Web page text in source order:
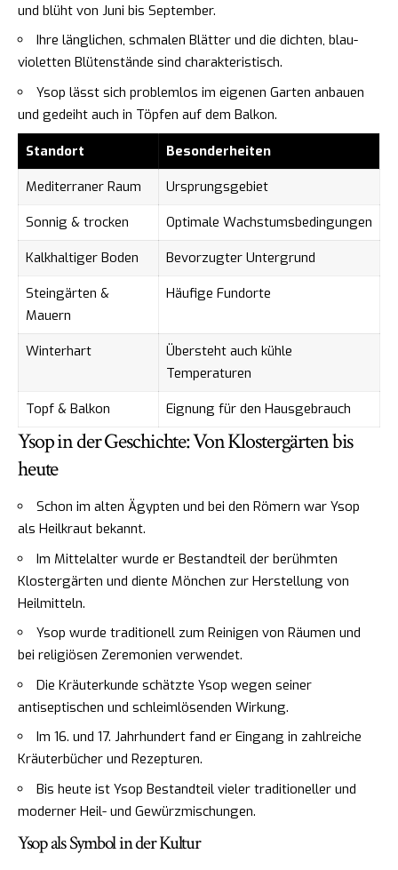
und blüht von Juni bis September.
Ihre länglichen, schmalen Blätter und die dichten, blau-
violetten Blütenstände sind charakteristisch.
Ysop lässt sich problemlos im eigenen Garten anbauen
und gedeiht auch in Töpfen auf dem Balkon.
Standort
Besonderheiten
Mediterraner Raum
Ursprungsgebiet
Sonnig & trocken
Optimale Wachstumsbedingungen
Kalkhaltiger Boden
Bevorzugter Untergrund
Steingärten &
Mauern
Häufige Fundorte
Winterhart
Übersteht auch kühle
Temperaturen
Topf & Balkon
Eignung für den Hausgebrauch
Ysop in der Geschichte: Von Klostergärten bis
heute
Schon im alten Ägypten und bei den Römern war Ysop
als Heilkraut bekannt.
Im Mittelalter wurde er Bestandteil der berühmten
Klostergärten und diente Mönchen zur Herstellung von
Heilmitteln.
Ysop wurde traditionell zum Reinigen von Räumen und
bei religiösen Zeremonien verwendet.
Die Kräuterkunde schätzte Ysop wegen seiner
antiseptischen und schleimlösenden Wirkung.
Im 16. und 17. Jahrhundert fand er Eingang in zahlreiche
Kräuterbücher und Rezepturen.
Bis heute ist Ysop Bestandteil vieler traditioneller und
moderner Heil- und Gewürzmischungen.
Ysop als Symbol in der Kultur